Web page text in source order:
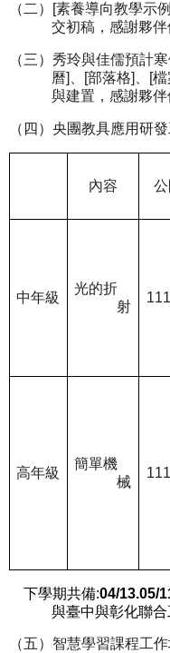
（二） [素養導向教學示例
交初稿，感謝夥伴
（三） 秀玲與佳儒預計
曆] [部落格] [檔
與建置，感謝夥
（四）央團教具應用研
內容
中年級
光的折
射
高年級
簡單機
械
下學期共備:04/13.05/
與臺中與彰化聯合
（五）智慧學習課程工